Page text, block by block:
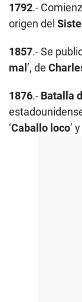
1792.-
origen del
1857.- Se
mal’, de
1876.- Batalla
‘Caballo loco’ y